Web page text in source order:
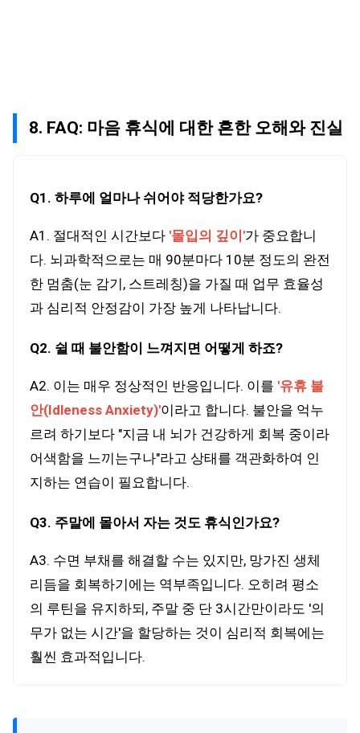
8. FAQ: 마음 휴식에 대한 흔한 오해와 진실
Q1. 하루에 얼마나 쉬어야 적당한가요?
A1. 절대적인 시간보다 '몰입의 깊이'가 중요합니
다. 뇌과학적으로는 매 90분마다 10분 정도의 완전
한 멈춤(눈 감기, 스트레칭)을 가질 때 업무 효율성
과 심리적 안정감이 가장 높게 나타납니다.
Q2. 쉴 때 불안함이 느껴지면 어떻게 하죠?
A2. 이는 매우 정상적인 반응입니다. 이를 '유휴 불
안(Idleness Anxiety)'이라고 합니다. 불안을 억누
르려 하기보다 "지금 내 뇌가 건강하게 회복 중이라
어색함을 느끼는구나"라고 상태를 객관화하여 인
지하는 연습이 필요합니다.
Q3. 주말에 몰아서 자는 것도 휴식인가요?
A3. 수면 부채를 해결할 수는 있지만, 망가진 생체
리듬을 회복하기에는 역부족입니다. 오히려 평소
의 루틴을 유지하되, 주말 중 단 3시간만이라도 '의
무가 없는 시간'을 할당하는 것이 심리적 회복에는
훨씬 효과적입니다.